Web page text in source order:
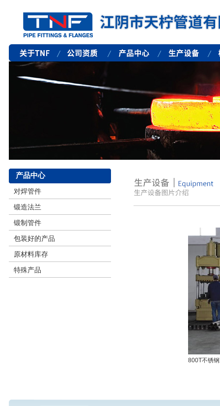
产品中心
对焊管件
锻造法兰
锻制管件
包装好的产品
原材料库存
特殊产品
800T不锈